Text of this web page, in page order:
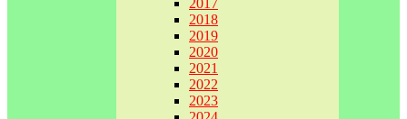
2017
2018
2019
2020
2021
2022
2023